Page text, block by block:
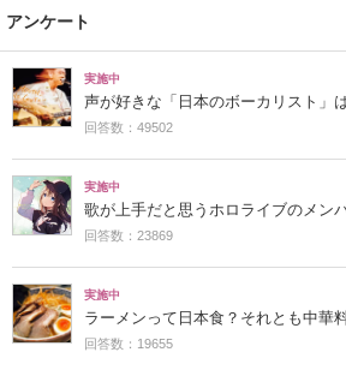
アンケート
実施中
声が好きな「日本のボーカリスト」
回答数：49502
実施中
歌が上手だと思うホロライブのメン
回答数：23869
実施中
ラーメンって日本食？それとも中華
回答数：19655